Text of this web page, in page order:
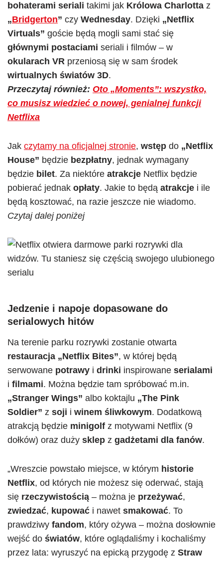
bohaterami seriali takimi jak Królowa Charlotta z
„Bridgerton” czy Wednesday. Dzięki „Netflix
Virtuals” goście będą mogli sami stać się
głównymi postaciami seriali i filmów – w
okularach VR przeniosą się w sam środek
wirtualnych światów 3D.
Przeczytaj również: Oto „Moments”: wszystko,
co musisz wiedzieć o nowej, genialnej funkcji
Netflixa
Jak czytamy na oficjalnej stronie, wstęp do „Netflix
House” będzie bezpłatny, jednak wymagany
będzie bilet. Za niektóre atrakcje Netflix będzie
pobierać jednak opłaty. Jakie to będą atrakcje i ile
będą kosztować, na razie jeszcze nie wiadomo.
Czytaj dalej poniżej
Jedzenie i napoje dopasowane do
serialowych hitów
Na terenie parku rozrywki zostanie otwarta
restauracja „Netflix Bites”, w której będą
serwowane potrawy i drinki inspirowane serialami
i filmami. Można będzie tam spróbować m.in.
„Stranger Wings” albo koktajlu „The Pink
Soldier” z soji i winem śliwkowym. Dodatkową
atrakcją będzie minigolf z motywami Netflix (9
dołków) oraz duży sklep z gadżetami dla fanów.
„Wreszcie powstało miejsce, w którym historie
Netflix, od których nie możesz się oderwać, stają
się rzeczywistością – można je przeżywać,
zwiedzać, kupować i nawet smakować. To
prawdziwy fandom, który ożywa – można dosłownie
wejść do światów, które oglądaliśmy i kochaliśmy
przez lata: wyruszyć na epicką przygodę z Straw